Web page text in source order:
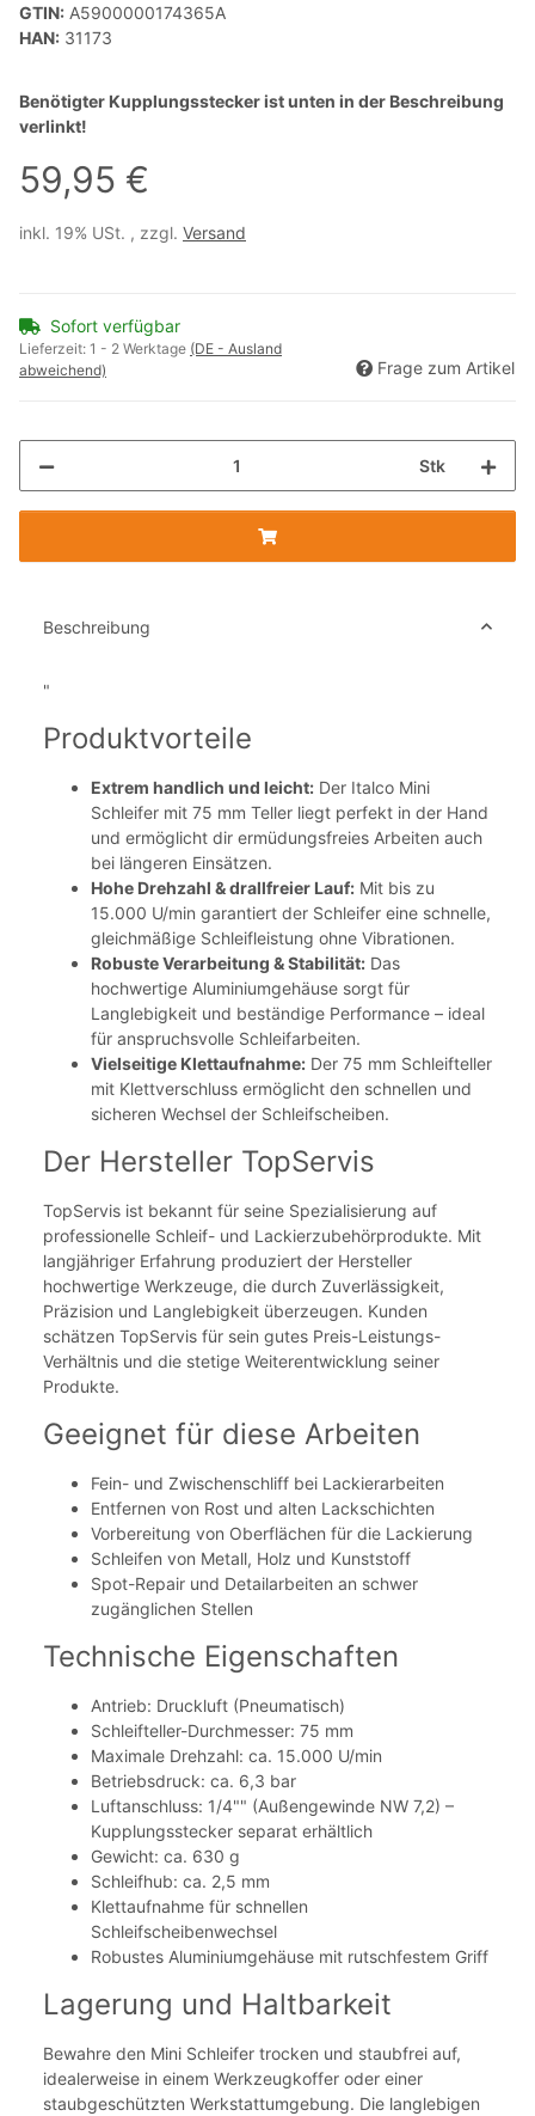
GTIN: A5900000174365A
HAN: 31173
Benötigter Kupplungsstecker ist unten in der Beschreibung
verlinkt!
59,95 €
inkl. 19% USt. , zzgl. Versand
Sofort verfügbar
Lieferzeit: 1 - 2 Werktage (DE - Ausland
abweichend)
Frage zum Artikel
Stk
Beschreibung
"
Produktvorteile
Extrem handlich und leicht: Der Italco Mini
Schleifer mit 75 mm Teller liegt perfekt in der Hand
und ermöglicht dir ermüdungsfreies Arbeiten auch
bei längeren Einsätzen.
Hohe Drehzahl & drallfreier Lauf: Mit bis zu
15.000 U/min garantiert der Schleifer eine schnelle,
gleichmäßige Schleifleistung ohne Vibrationen.
Robuste Verarbeitung & Stabilität: Das
hochwertige Aluminiumgehäuse sorgt für
Langlebigkeit und beständige Performance – ideal
für anspruchsvolle Schleifarbeiten.
Vielseitige Klettaufnahme: Der 75 mm Schleifteller
mit Klettverschluss ermöglicht den schnellen und
sicheren Wechsel der Schleifscheiben.
Der Hersteller TopServis
TopServis ist bekannt für seine Spezialisierung auf
professionelle Schleif- und Lackierzubehörprodukte. Mit
langjähriger Erfahrung produziert der Hersteller
hochwertige Werkzeuge, die durch Zuverlässigkeit,
Präzision und Langlebigkeit überzeugen. Kunden
schätzen TopServis für sein gutes Preis-Leistungs-
Verhältnis und die stetige Weiterentwicklung seiner
Produkte.
Geeignet für diese Arbeiten
Fein- und Zwischenschliff bei Lackierarbeiten
Entfernen von Rost und alten Lackschichten
Vorbereitung von Oberflächen für die Lackierung
Schleifen von Metall, Holz und Kunststoff
Spot-Repair und Detailarbeiten an schwer
zugänglichen Stellen
Technische Eigenschaften
Antrieb: Druckluft (Pneumatisch)
Schleifteller-Durchmesser: 75 mm
Maximale Drehzahl: ca. 15.000 U/min
Betriebsdruck: ca. 6,3 bar
Luftanschluss: 1/4"" (Außengewinde NW 7,2) –
Kupplungsstecker separat erhältlich
Gewicht: ca. 630 g
Schleifhub: ca. 2,5 mm
Klettaufnahme für schnellen
Schleifscheibenwechsel
Robustes Aluminiumgehäuse mit rutschfestem Griff
Lagerung und Haltbarkeit
Bewahre den Mini Schleifer trocken und staubfrei auf,
idealerweise in einem Werkzeugkoffer oder einer
staubgeschützten Werkstattumgebung. Die langlebigen